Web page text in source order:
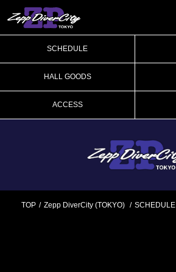
SCHEDULE
HALL GOODS
ACCESS
TOP Zepp DiverCity (TOKYO) SCHEDULE